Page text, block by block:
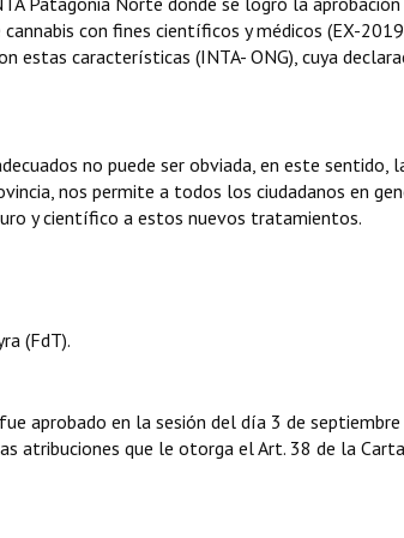
con fines científicos y médicos (EX-
estas características (INTA- ONG), cuya
no puede ser obviada, en este sentido,
nos permite a todos los ciudadanos en
y científico a estos nuevos tratamientos.
(FdT).
aprobado en la sesión del día 3 de septiembre
atribuciones que le otorga el Art. 38 de la Carta